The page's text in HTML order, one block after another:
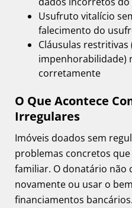
Usufruto vitalício
falecimento do
Cláusulas
impenhorabilidade)
corretamente
O Que Acontece
Irregulares
Imóveis doados sem
problemas concretos
familiar. O donatário não
novamente ou usar o
financiamentos